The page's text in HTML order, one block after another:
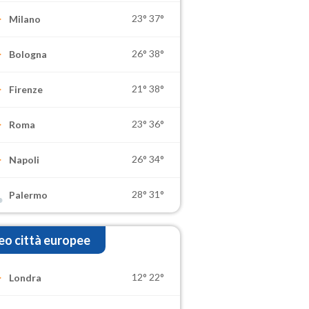
Milano 23° 37°
Bologna 26° 38°
Firenze 21° 38°
Roma 23° 36°
Napoli 26° 34°
Palermo 28° 31°
città europee
Londra 12° 22°